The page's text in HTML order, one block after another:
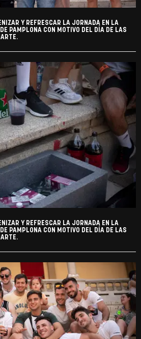
Y REFRESCAR LA JORNADA EN LA
PAMPLONA CON MOTIVO DEL DÍA DE LAS
Y REFRESCAR LA JORNADA EN LA
PAMPLONA CON MOTIVO DEL DÍA DE LAS